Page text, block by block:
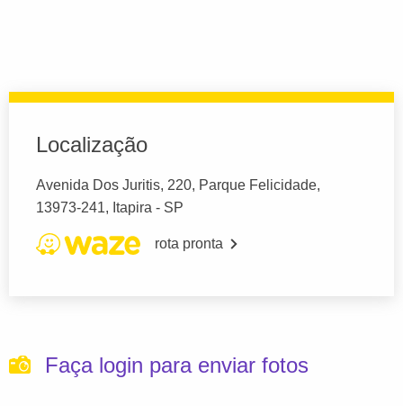
Localização
Avenida Dos Juritis, 220, Parque Felicidade,
13973-241, Itapira - SP
rota pronta
Faça login para enviar fotos